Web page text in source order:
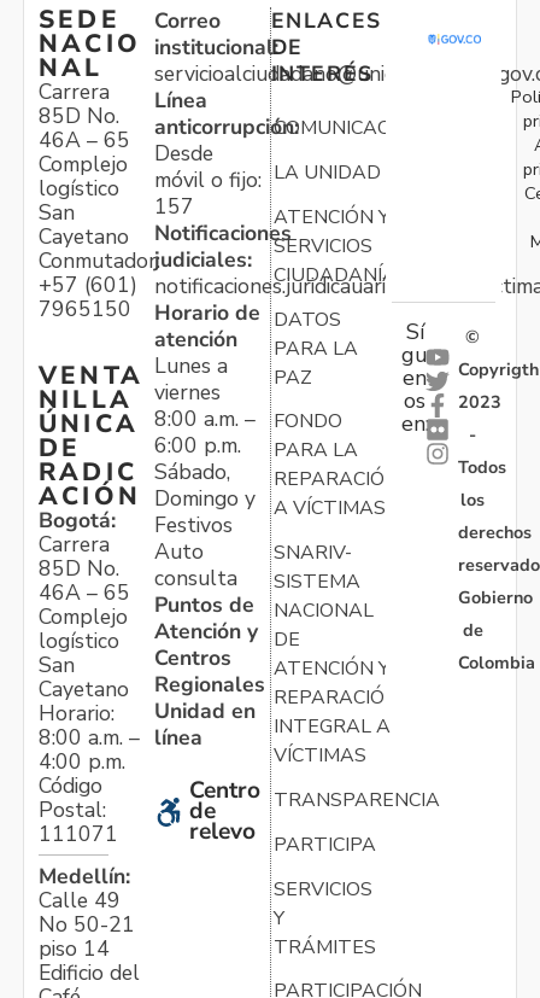
SEDE
NACIO
NAL
Carrera
85D No.
46A – 65
Complejo
logístico
San
Cayetano
Conmutador:
+57 (601)
7965150
VENTA
NILLA
ÚNICA
DE
RADIC
ACIÓN
Bogotá:
Carrera
85D No.
46A – 65
Complejo
logístico
San
Cayetano
Horario:
8:00 a.m. –
4:00 p.m.
Código
Postal:
111071
Medellín:
Calle 49
No 50-21
piso 14
Edificio del
Correo
institucional:
Línea
anticorrupción:
Desde
móvil o fijo:
157
Notificaciones
judiciales:
Horario de
atención
Lunes a
viernes
8:00 a.m. –
6:00 p.m.
Sábado,
Domingo y
Festivos
Auto
consulta
Puntos de
Atención y
Centros
Regionales
Unidad en
línea
Centro
de
relevo
ENLACES
DE
INTERÉS
COMUNICACIONES
LA UNIDAD
ATENCIÓN Y
SERVICIOS
CIUDADANÍA
DATOS
PARA LA
PAZ
FONDO
PARA LA
REPARACIÓN
A VÍCTIMAS
SNARIV-
SISTEMA
NACIONAL
DE
ATENCIÓN Y
REPARACIÓN
INTEGRAL A
VÍCTIMAS
TRANSPARENCIA
PARTICIPA
SERVICIOS
Y
TRÁMITES
PARTICIPACIÓN
Sí
gu
en
os
en:
©
Copyrigth
2023
-
Todos
los
derechos
Gobierno
de
Colombia